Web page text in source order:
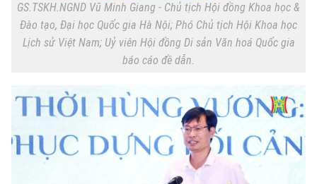
GS.TSKH.NGND Vũ Minh Giang - Chủ tịch Hội đồng Khoa học &
Đào tạo, Đại học Quốc gia Hà Nội; Phó Chủ tịch Hội Khoa học
Lịch sử Việt Nam; Uỷ viên Hội đồng Di sản Văn hoá Quốc gia
báo cáo đề dẫn.